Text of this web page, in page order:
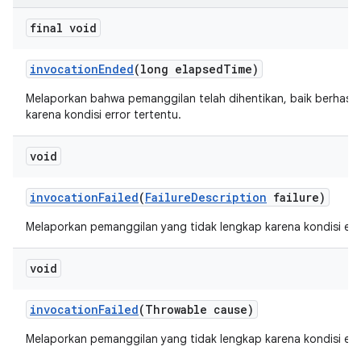
final void
invocationEnded(long elapsedTime)
Melaporkan bahwa pemanggilan telah dihentikan, baik berhasil
karena kondisi error tertentu.
void
invocationFailed(FailureDescription failure)
Melaporkan pemanggilan yang tidak lengkap karena kondisi
void
invocationFailed(Throwable cause)
Melaporkan pemanggilan yang tidak lengkap karena kondisi